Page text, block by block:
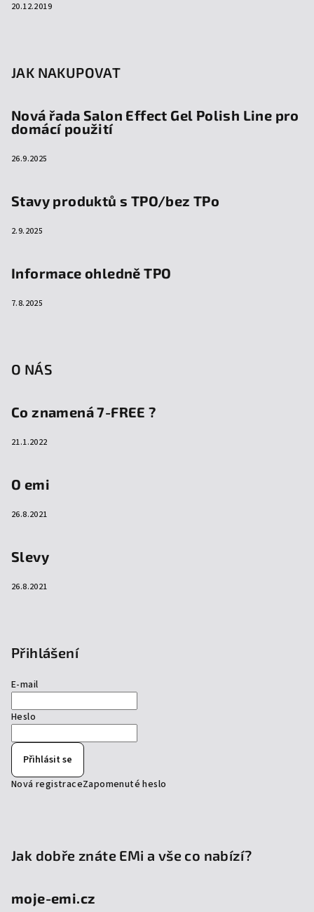
20.12.2019
JAK NAKUPOVAT
Nová řada Salon Effect Gel Polish Line pro
domácí použití
26.9.2025
Stavy produktů s TPO/bez TPo
2.9.2025
Informace ohledně TPO
7.8.2025
O NÁS
Co znamená 7-FREE ?
21.1.2022
O emi
26.8.2021
Slevy
26.8.2021
Přihlášení
E-mail
Heslo
Přihlásit se
Nová registraceZapomenuté heslo
Jak dobře znáte EMi a vše co nabízí?
moje-emi.cz